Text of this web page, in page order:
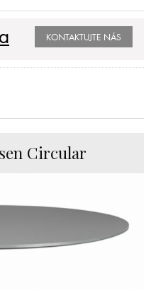
KONTAKTUJTE NÁS
Circular